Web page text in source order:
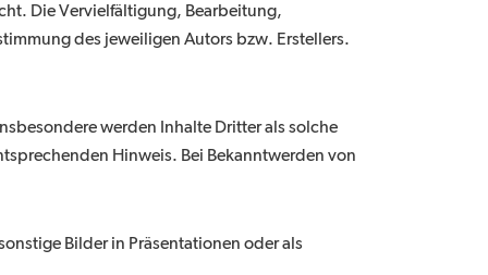
Die Vervielfältigung, Bearbeitung,
des jeweiligen Autors bzw. Erstellers.
werden Inhalte Dritter als solche
Hinweis. Bei Bekanntwerden von
Bilder in Präsentationen oder als